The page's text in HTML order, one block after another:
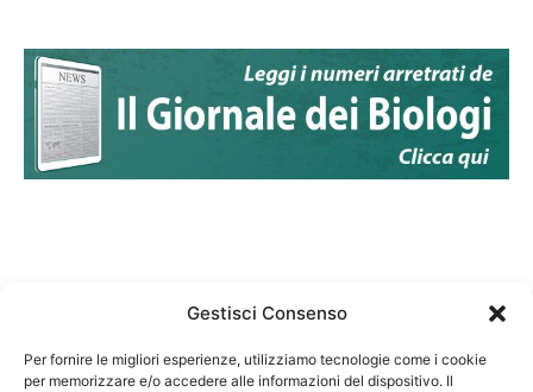
Gestisci Consenso
Per fornire le migliori esperienze, utilizziamo tecnologie come i cookie
per memorizzare e/o accedere alle informazioni del dispositivo. Il